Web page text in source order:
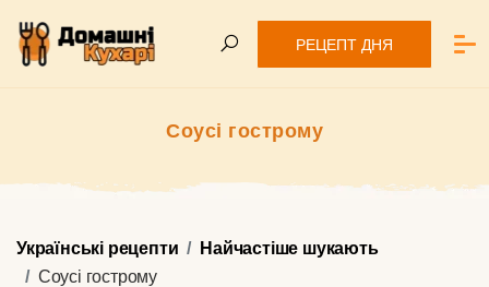
РЕЦЕПТ ДНЯ
Соусі гострому
Українські рецепти
Найчастіше шукають
Соусі гострому